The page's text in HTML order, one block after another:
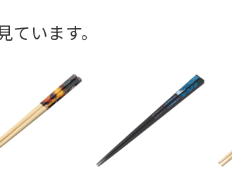
います。